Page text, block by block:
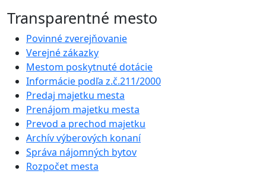
Transparentné mesto
Povinné zverejňovanie
Verejné zákazky
Mestom poskytnuté dotácie
Informácie podľa z.č.211/2000
Predaj majetku mesta
Prenájom majetku mesta
Prevod a prechod majetku
Archív výberových konaní
Správa nájomných bytov
Rozpočet mesta